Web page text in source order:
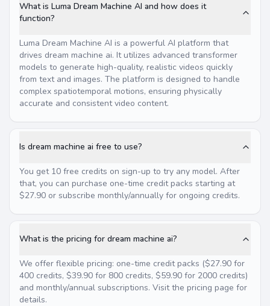
What is Luma Dream Machine AI and how does it
function?
Luma Dream Machine AI is a powerful AI platform that
drives dream machine ai. It utilizes advanced transformer
models to generate high-quality, realistic videos quickly
from text and images. The platform is designed to handle
complex spatiotemporal motions, ensuring physically
accurate and consistent video content.
Is dream machine ai free to use?
You get 10 free credits on sign-up to try any model. After
that, you can purchase one-time credit packs starting at
$27.90 or subscribe monthly/annually for ongoing credits.
What is the pricing for dream machine ai?
We offer flexible pricing: one-time credit packs ($27.90 for
400 credits, $39.90 for 800 credits, $59.90 for 2000 credits)
and monthly/annual subscriptions. Visit the pricing page for
details.